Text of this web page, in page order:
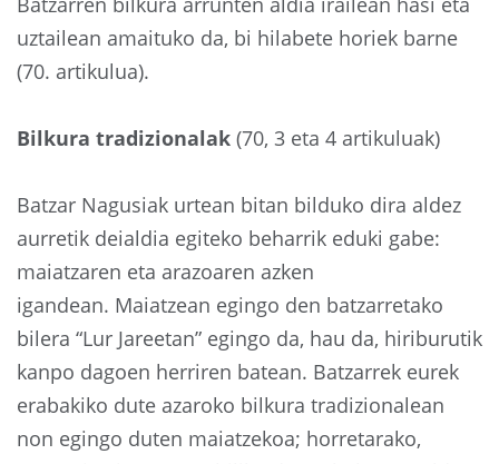
uztailean amaituko da, bi hilabete horiek barne
(70. artikulua).
Bilkura tradizionalak (70, 3 eta 4 artikuluak)
Batzar Nagusiak urtean bitan bilduko dira aldez
aurretik deialdia egiteko beharrik eduki gabe:
maiatzaren eta arazoaren azken
igandean. Maiatzean egingo den batzarretako
bilera “Lur Jareetan” egingo da, hau da, hiriburutik
kanpo dagoen herriren batean. Batzarrek eurek
erabakiko dute azaroko bilkura tradizionalean
non egingo duten maiatzekoa; horretarako,